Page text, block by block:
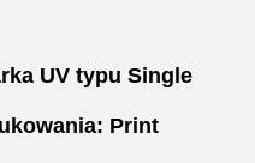
UV typu Single
Print